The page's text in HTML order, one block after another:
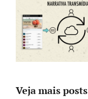
Veja mais posts